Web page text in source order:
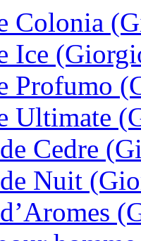
Colonia
Ice
Profumo
Ultimate
Cedre
Nuit